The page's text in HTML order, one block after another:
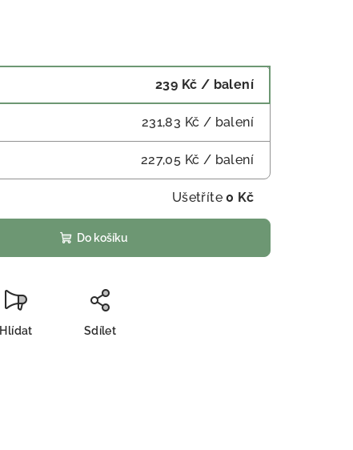
239 Kč / balení
231,83 Kč / balení
227,05 Kč / balení
Ušetříte0 Kč
Do košíku
Hlídat Sdílet